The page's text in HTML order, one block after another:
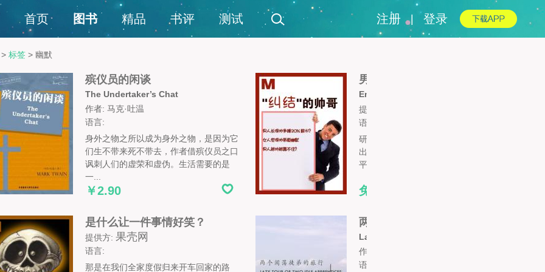
首页 图书 精品 书评 测试 注册 登录
> 标签 > 幽默
殡仪员的闲谈
The Undertaker’s Chat
作者: 马克·吐温
语言:
身外之物之所以成为身外之物，是因为它
们生不带来死不带去，作者借殡仪员之口
讽刺人们的虚荣和虚伪。生活需要的是
一...
￥2.90
男人长得帅到底好不好？纠结...
Entangled Handsome Men
提供方:
语言:
研究表明，帅哥比长相普通的同事薪水多
出五分之一，但美女赚的钱却不会比相貌
平平的同事更多。 一直以来，人们都...
免费
是什么让一件事情好笑？
提供方: 果壳网
语言:
那是在我们全家度假归来开车回家的路
两个闲荡徒弟的旅行
Lazy Tour of Two Idle Apprentices
作者: 查尔斯·狄更斯和威廉·柯林斯
语言: